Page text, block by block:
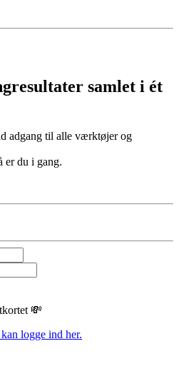
samlet i ét
adgang til alle værktøjer og
er du i gang.
💸
logge ind her.